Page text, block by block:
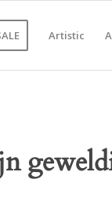
Artistic